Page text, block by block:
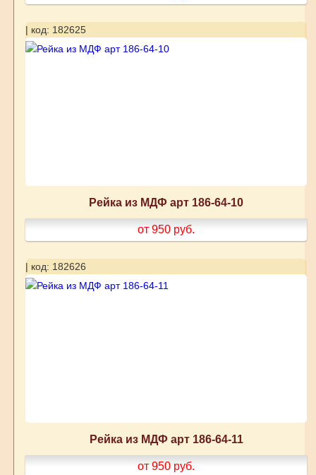
| код: 182625
Рейка из МДФ арт 186-64-10
от 950 руб.
| код: 182626
Рейка из МДФ арт 186-64-11
от 950 руб.